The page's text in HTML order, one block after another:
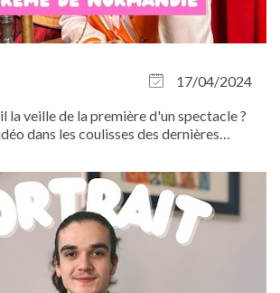
17/04/2024
la veille de la première d'un spectacle ?
dans les coulisses des dernières